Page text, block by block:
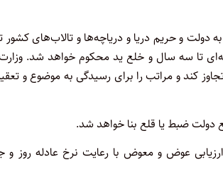
حریم دریا و دریاچه‌ها و تالاب‌های کشور
تا سه سال و خلع ید محکوم خواهد شد. وزارت
کند و مراتب را برای رسیدگی به موضوع و
دولت ضبط یا قلع بنا خواهد شد.
عوض و معوض با رعایت نرخ عادله روز